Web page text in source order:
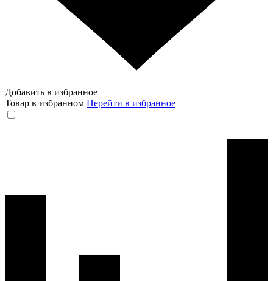
Добавить в избранное
Товар в избранном Перейти в избранное